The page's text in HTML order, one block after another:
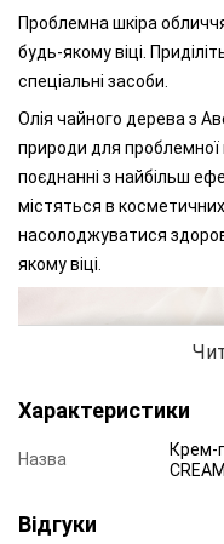
Проблемна шкіра
будь-якому віці.
спеціальні засоби.
Олія чайного дерева з
природи для проблемної
поєднанні з найбільш
містяться в
насолоджуватися
якому віці.
Характеристики
Назва
Крем-
CREAM
Відгуки